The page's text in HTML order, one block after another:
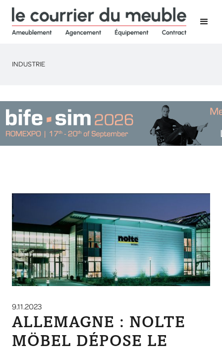
INDUSTRIE
9.11.2023
ALLEMAGNE : NOLTE
MÖBEL DÉPOSE LE